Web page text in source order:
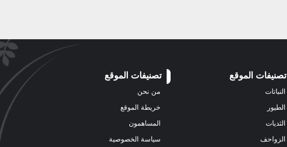
تصنيفات الموقع
النباتات
الطيور
الثديات
الزواحف
تصنيفات الموقع
من نحن
خريطة الموقع
المساهمون
سياسة الخصوصية